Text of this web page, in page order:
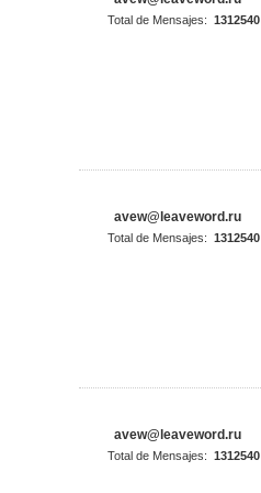
Total de Mensajes: 1312540
avew@leaveword.ru
Total de Mensajes: 1312540
avew@leaveword.ru
Total de Mensajes: 1312540